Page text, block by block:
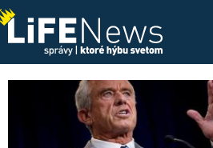
Skip
to
main